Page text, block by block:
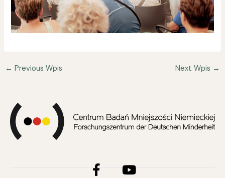
← Previous Wpis Next Wpis →
f